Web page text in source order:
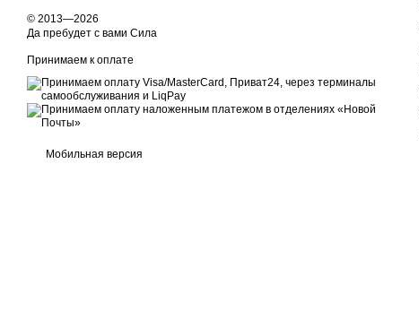
© 2013—2026
Да пребудет с вами Сила
Принимаем к оплате
Мобильная версия